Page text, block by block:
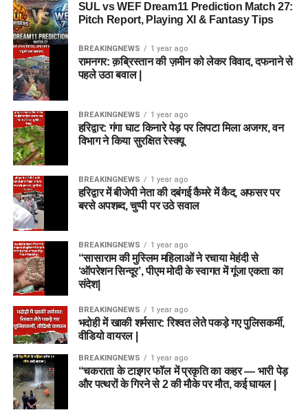
SUL vs WEF Dream11 Prediction Match 27:
Pitch Report, Playing XI & Fantasy Tips
BREAKINGNEWS 1 year ago
रामनगर: क़ब्रिस्तान की ज़मीन को लेकर विवाद, दफनाने से
पहले उठा बवाल |
BREAKINGNEWS 1 year ago
हरिद्वार: गंगा घाट किनारे पेड़ पर लिपटा मिला अजगर, वन
विभाग ने किया सुरक्षित रेस्क्यू
BREAKINGNEWS 1 year ago
हरिद्वार में बीजेपी नेता की दबंगई कैमरे में कैद, अफसर पर
बरसे अपशब्द, चुप्पी पर उठे सवाल
BREAKINGNEWS 1 year ago
“सासाराम की मुस्लिम महिलाओं ने रचाया मेहंदी से
‘ऑपरेशन सिन्दूर’, पीएम मोदी के स्वागत में गूंजा एकता का
संदेश|
BREAKINGNEWS 1 year ago
भदोही में खाकी शर्मसार: रिश्वत लेते पकड़े गए पुलिसकर्मी,
वीडियो वायरल |
BREAKINGNEWS 1 year ago
“चकराता के टाइगर फॉल में प्रकृति का कहर — भारी पेड़
और पत्थरों के गिरने से 2 की मौके पर मौत, कई घायल |